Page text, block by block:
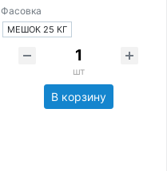
Фасовка
МЕШОК 25 КГ
шт
В корзину